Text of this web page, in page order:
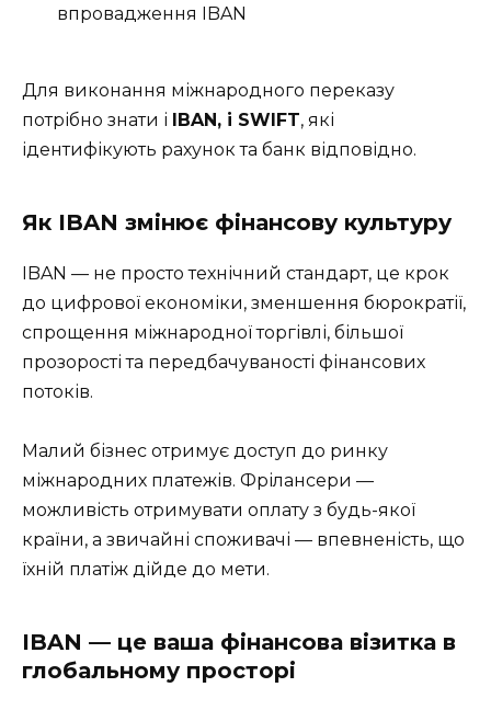
впровадження IBAN
Для виконання міжнародного переказу
потрібно знати і IBAN, і SWIFT, які
ідентифікують рахунок та банк відповідно.
Як IBAN змінює фінансову культуру
IBAN — не просто технічний стандарт, це крок
до цифрової економіки, зменшення бюрократії,
спрощення міжнародної торгівлі, більшої
прозорості та передбачуваності фінансових
потоків.
Малий бізнес отримує доступ до ринку
міжнародних платежів. Фрілансери —
можливість отримувати оплату з будь-якої
країни, а звичайні споживачі — впевненість, що
їхній платіж дійде до мети.
IBAN — це ваша фінансова візитка в
глобальному просторі